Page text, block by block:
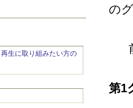
生に取り組みたい方の
の
第1